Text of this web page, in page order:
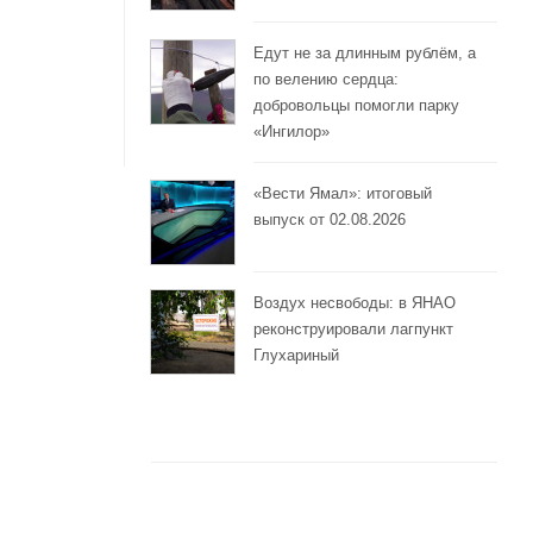
Едут не за длинным рублём, а
по велению сердца:
добровольцы помогли парку
«Ингилор»
«Вести Ямал»: итоговый
выпуск от 02.08.2026
Воздух несвободы: в ЯНАО
реконструировали лагпункт
Глухариный